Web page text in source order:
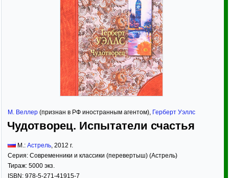
М. Веллер (признан в РФ иностранным агентом), Герберт Уэллс
Чудотворец. Испытатели счастья
М.: Астрель, 2012 г.
Серия: Современники и классики (перевертыш) (Астрель)
Тираж: 5000 экз.
ISBN: 978-5-271-41915-7